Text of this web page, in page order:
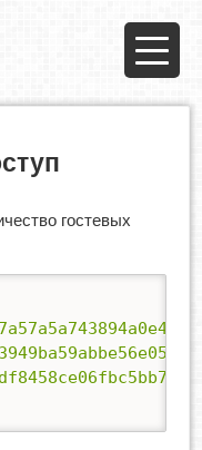
гостевых